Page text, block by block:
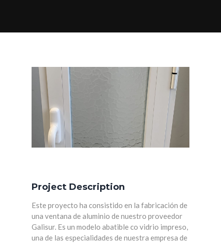
Project Description
Este proyecto ha consistido en la fabricación de
una ventana de aluminio de nuestro proveedor
Galisur. Es un modelo abatible co vidrio impreso,
una de las especialidades de nuestra empresa de